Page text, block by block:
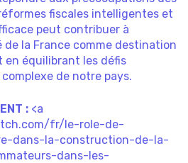
fiscales intelligentes et
peut contribuer à
la France comme destination
en équilibrant les défis
de notre pays.
: <a
fr/le-role-de-
dans-la-construction-de-la-
dans-les-